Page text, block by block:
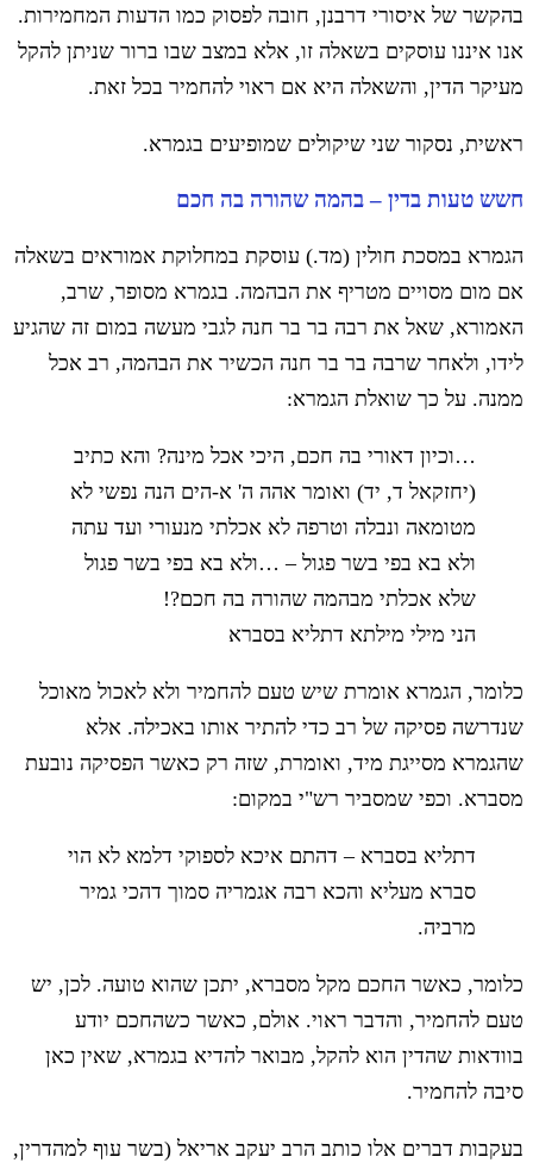
בהקשר של איסורי דרבנן, חובה לפסוק כמו הדעות המחמירות.
אנו איננו עוסקים בשאלה זו, אלא במצב שבו ברור שניתן להקל
מעיקר הדין, והשאלה היא אם ראוי להחמיר בכל זאת.
ראשית, נסקור שני שיקולים שמופיעים בגמרא.
חשש טעות בדין – בהמה שהורה בה חכם
הגמרא במסכת חולין (מד.) עוסקת במחלוקת אמוראים בשאלה
אם מום מסויים מטריף את הבהמה. בגמרא מסופר, שרב,
האמורא, שאל את רבה בר בר חנה לגבי מעשה במום זה שהגיע
לידו, ולאחר שרבה בר בר חנה הכשיר את הבהמה, רב אכל
ממנה. על כך שואלת הגמרא:
…וכיון דאורי בה חכם, היכי אכל מינה? והא כתיב
(יחזקאל ד, יד) ואומר אהה ה' א-הים הנה נפשי לא
מטומאה ונבלה וטרפה לא אכלתי מנעורי ועד עתה
ולא בא בפי בשר פגול – …ולא בא בפי בשר פגול
שלא אכלתי מבהמה שהורה בה חכם?!
הני מילי מילתא דתליא בסברא
כלומר, הגמרא אומרת שיש טעם להחמיר ולא לאכול מאוכל
שנדרשה פסיקה של רב כדי להתיר אותו באכילה. אלא
שהגמרא מסייגת מיד, ואומרת, שזה רק כאשר הפסיקה נובעת
מסברא. וכפי שמסביר רש"י במקום:
דתליא בסברא – דהתם איכא לספוקי דלמא לא הוי
סברא מעליא והכא רבה אגמריה סמוך דהכי גמיר
מרביה.
כלומר, כאשר החכם מקל מסברא, יתכן שהוא טועה. לכן, יש
טעם להחמיר, והדבר ראוי. אולם, כאשר כשהחכם יודע
בוודאות שהדין הוא להקל, מבואר להדיא בגמרא, שאין כאן
סיבה להחמיר.
בעקבות דברים אלו כותב הרב יעקב אריאל (בשר עוף למהדרין,